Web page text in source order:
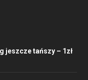
jeszcze tańszy – 1zł